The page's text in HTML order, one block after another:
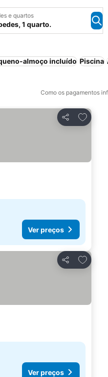
e quartos
1 quarto.
almoço incluído Piscina
Como os pagamentos
Partilhar
Ver preços
Partilhar
Ver preços